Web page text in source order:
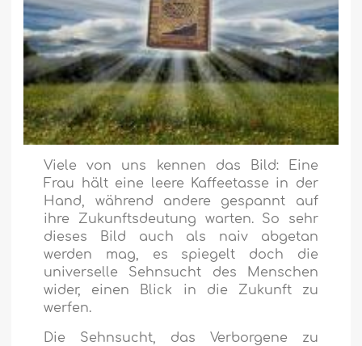
Viele von uns kennen das Bild: Eine
Frau hält eine leere Kaffeetasse in der
Hand, während andere gespannt auf
ihre Zukunftsdeutung warten. So sehr
dieses Bild auch als naiv abgetan
werden mag, es spiegelt doch die
universelle Sehnsucht des Menschen
wider, einen Blick in die Zukunft zu
werfen.
Die Sehnsucht, das Verborgene zu